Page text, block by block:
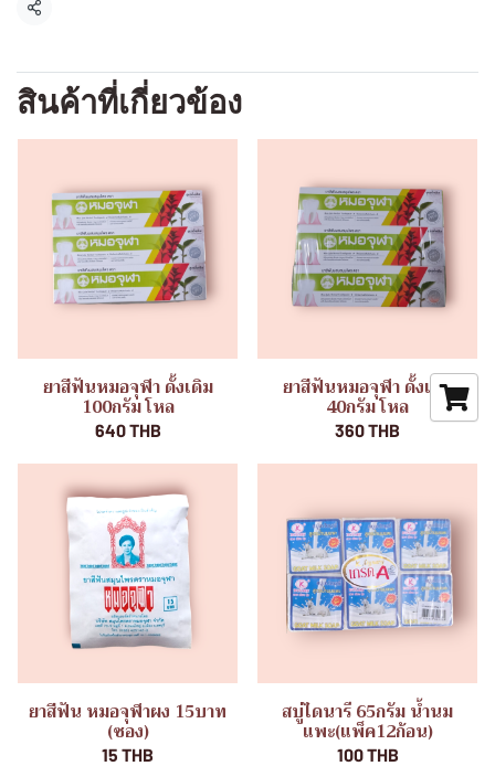
แชร์
สินค้าที่เกี่ยวข้อง
ยาสีฟันหมอจุฬา ดั้งเดิม
100กรัม โหล
640 THB
ยาสีฟันหมอจุฬา ดั้งเดิม
40กรัม โหล
360 THB
ยาสีฟัน หมอจุฬาผง 15บาท
(ซอง)
15 THB
สบู่ไดนารี 65กรัม น้ำนม
แพะ(แพ็ค12ก้อน)
100 THB